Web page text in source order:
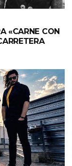
«CARNE CON